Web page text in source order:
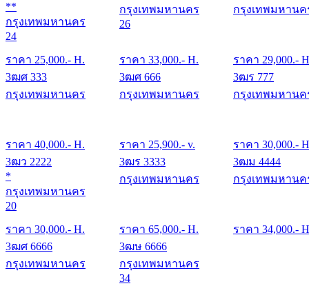
**
กรุงเทพมหานคร
24
ราคา 25,000.- H.
กรุงเทพมหานคร
26
ราคา 33,000.- H.
กรุงเทพมหานค
ราคา 29,000.-
3ฒศ 333
กรุงเทพมหานคร
ราคา 40,000.- H.
3ฒศ 666
กรุงเทพมหานคร
ราคา 25,900.- v.
3ฒร 777
กรุงเทพมหานค
ราคา 30,000.-
3ฒว 2222
*
กรุงเทพมหานคร
20
ราคา 30,000.- H.
3ฒร 3333
กรุงเทพมหานคร
ราคา 65,000.- H.
3ฒม 4444
กรุงเทพมหานค
ราคา 34,000.-
3ฒศ 6666
กรุงเทพมหานคร
3ฒษ 6666
กรุงเทพมหานคร
34